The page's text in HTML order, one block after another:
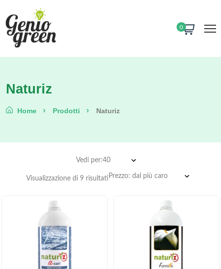
0
Naturiz
Home Prodotti Naturiz
Vedi per:
Visualizzazione di 9 risultati